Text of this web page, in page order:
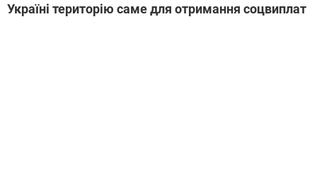
Україні територію саме для отримання соцвиплат